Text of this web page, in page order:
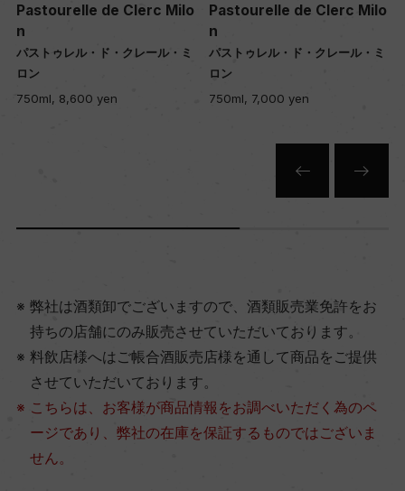
Pastourelle de Clerc Milo
n
パストゥレル・ド・クレール・ミ
ロン
750ml, 7,000 yen
Pastourelle de Clerc Milo
n
パストゥレル・ド・クレール・ミ
ロン
750ml, 9,000 yen
弊社は酒類卸でございますので、酒類販売業免許をお
持ちの店舗にのみ販売させていただいております。
料飲店様へはご帳合酒販売店様を通して商品をご提供
させていただいております。
こちらは、お客様が商品情報をお調べいただく為のペ
ージであり、弊社の在庫を保証するものではございま
せん。